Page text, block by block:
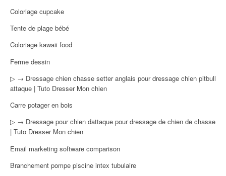
Coloriage cupcake
Tente de plage bébé
Coloriage kawaii food
Ferme dessin
▷ → Dressage chien chasse setter anglais pour dressage chien pitbull
attaque | Tuto Dresser Mon chien
Carre potager en bois
▷ → Dressage pour chien dattaque pour dressage de chien de chasse
| Tuto Dresser Mon chien
Email marketing software comparison
Branchement pompe piscine intex tubulaire